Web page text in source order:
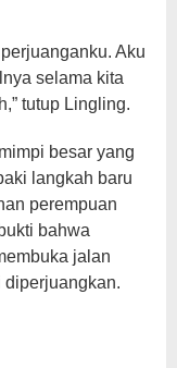
Aku
selama kita
tutup Lingling.
besar yang
langkah baru
perempuan
bahwa
jalan
diperjuangkan.